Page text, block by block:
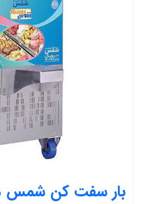
بار سفت کن شمس